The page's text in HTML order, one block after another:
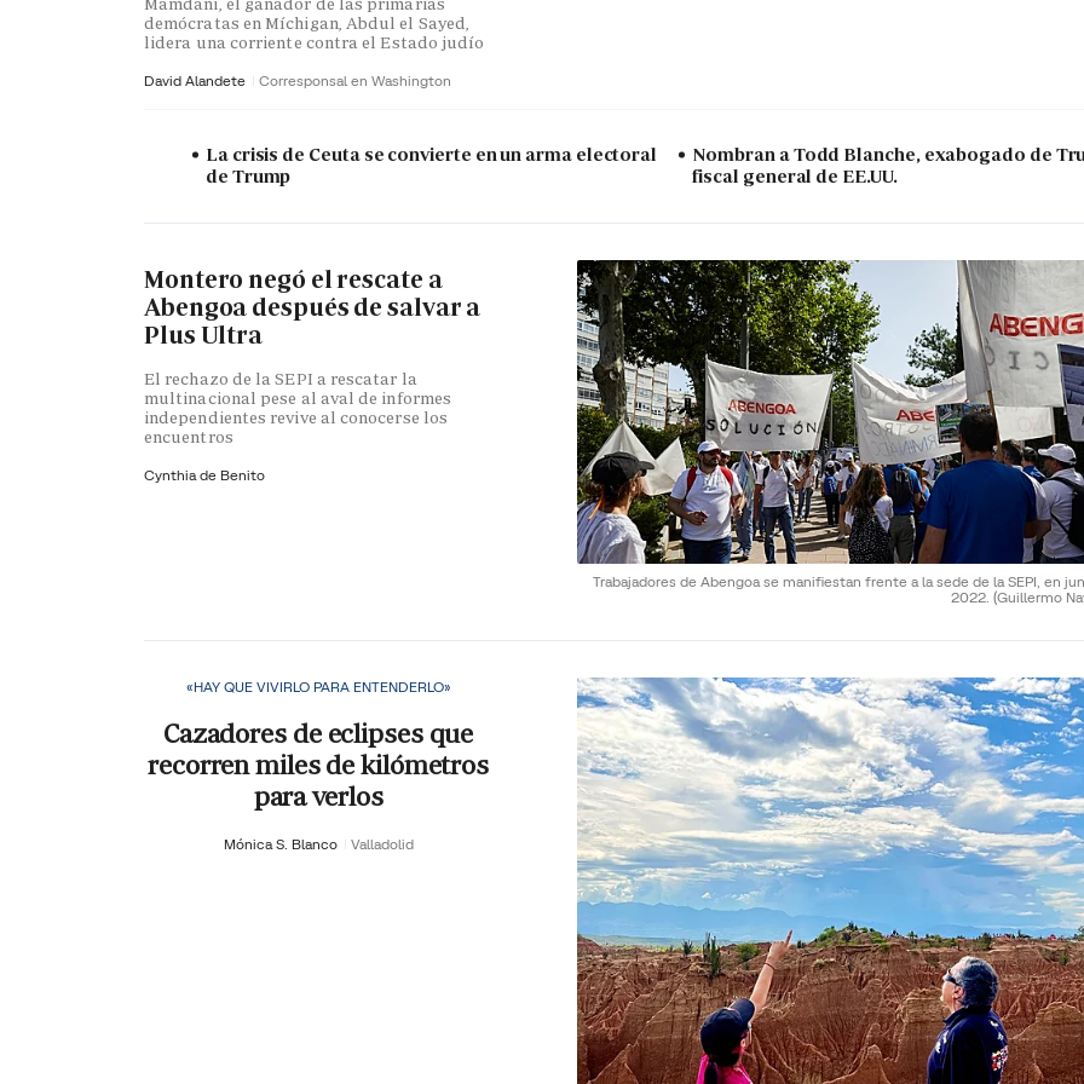
demócratas en Míchigan, Abdul el Sayed,
lidera una corriente contra el Estado judío
David Alandete Corresponsal en Washington
La crisis de Ceuta se convierte en un arma electoral
de Trump
Nombran a Todd Blanche, exabogado de
fiscal general de EE.UU.
Trabajadores de Abengoa se manifiestan frente a la sede de la SEPI, en
2022. (Guillermo
Montero negó el rescate a
Abengoa después de salvar a
Plus Ultra
El rechazo de la SEPI a rescatar la
multinacional pese al aval de informes
independientes revive al conocerse los
encuentros
Cynthia de Benito
«HAY QUE VIVIRLO PARA ENTENDERLO»
Cazadores de eclipses que
recorren miles de kilómetros
para verlos
Mónica S. Blanco Valladolid